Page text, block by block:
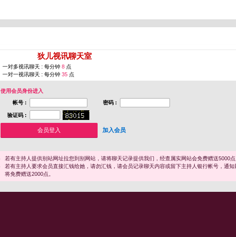
狄儿视讯聊天室
一对多视讯聊天 : 每分钟 8 点
一对一视讯聊天 : 每分钟 35 点
使用会员身份进入
帐号 :
密码 :
验证码 :
加入会员
若有主持人提供别站网址拉您到别网站，请将聊天记录提供我们，经查属实网站会免费赠送5000点
若有主持人要求会员直接汇钱给她，请勿汇钱，请会员记录聊天内容或留下主持人银行帐号，通
将免费赠送2000点。